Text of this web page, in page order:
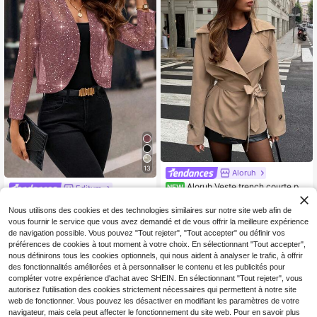
13
Editum
ongues or rose pour femmes, tissu b
rillant élégant pour soirée, été, déco
ntracté, pour mariage, remise des di
plômes, festival, vacances, affaires,
Y2k
CA$10.38
Aloruh
NEW Aloruh Veste trench courte po
ur femme, style minimaliste commut
er, kaki, automne/hiver, nouveau m
odèle, col à revers, taille cintrée, fer
meture boutonnée avec lien à noue
r devant
Nous utilisons des cookies et des technologies similaires sur notre site web afin de
vous fournir le service que vous avez demandé et de vous offrir la meilleure expérience
de navigation possible. Vous pouvez "Tout rejeter", "Tout accepter" ou définir vos
préférences de cookies à tout moment à votre choix. En sélectionnant "Tout accepter",
nous définirons tous les cookies optionnels, qui nous aident à analyser le trafic, à offrir
des fonctionnalités améliorées et à personnaliser le contenu et les publicités pour
compléter votre expérience d'achat avec SHEIN. En sélectionnant "Tout rejeter", vous
autorisez l'utilisation des cookies strictement nécessaires qui permettent à notre site
web de fonctionner. Vous pouvez les désactiver en modifiant les paramètres de votre
navigateur, mais cela peut affecter le fonctionnement du site web. Pour en savoir plus